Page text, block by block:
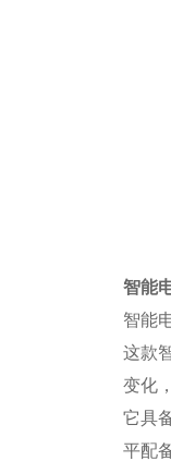
智能
智能
这款
变化
它具
平配